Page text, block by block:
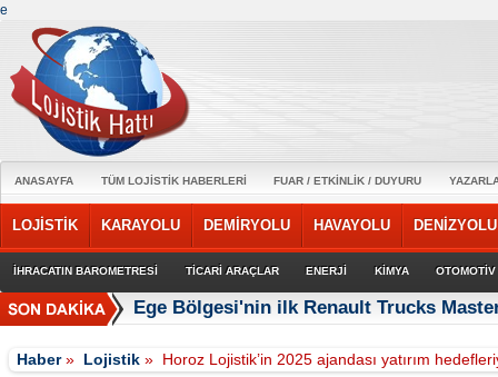
e
ANASAYFA TÜM LOJİSTİK HABERLERİ FUAR / ETKİNLİK / DUYURU
LOJİSTİK KARAYOLU DEMİRYOLU HAVAYOLU DENİZYOLU
İHRACATIN BAROMETRESİ TİCARİ ARAÇLAR ENERJİ KİMYA OTOMOTİV
Ege Bölgesi'nin ilk Renault Trucks
Haber» Lojistik » Horoz Lojistik’in 2025 ajandası yatırım